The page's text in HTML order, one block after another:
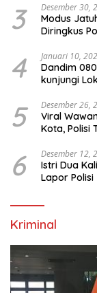
3 Desember 30,
Modus
Diringkus
4 Januari 10,
Dandim
kunjungi
5 Desember 26,
Viral
Kota, Polisi
6 Desember 12,
Istri Dua
Lapor Polisi
Kriminal